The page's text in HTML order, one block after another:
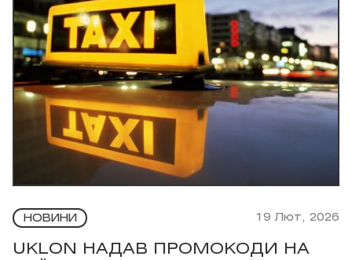
НОВИНИ 19 Лют, 2026
UKLON НАДАВ ПРОМОКОДИ НА